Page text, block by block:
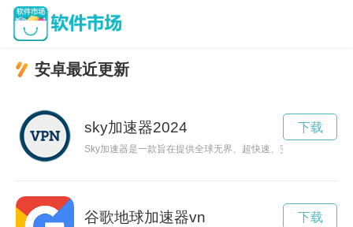
安卓最近更新
sky加速器2024
Sky加速器是一款旨在提供全球无界、超快速、安全稳定网络
下载
谷歌地球加速器vn 下载